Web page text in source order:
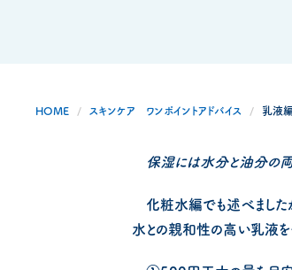
HOME スキンケア ワンポイントアドバイス 乳液編
保湿には水分と油分の
化粧水編でも述べました
水との親和性の高い乳液を